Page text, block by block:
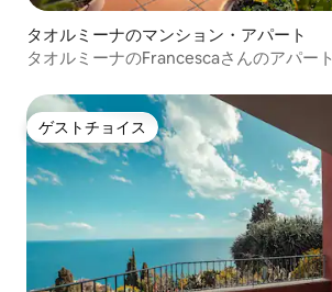
タオルミーナのマンション・アパート
タオルミーナのFrancescaさんのアパート
ゲストチョイス
ゲストチョイス